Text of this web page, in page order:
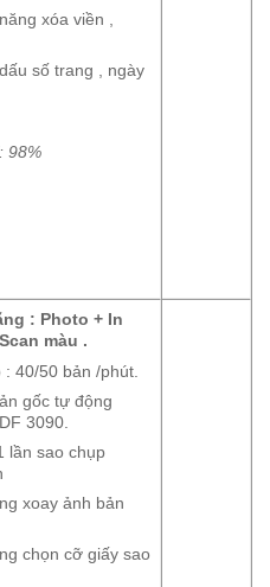
xóa viền ,
số trang , ngày
98%
: Photo + In
màu .
: 40/50 bản /phút.
gốc tự động
3090.
lần sao chụp
xoay ảnh bản
chọn cỡ giấy sao